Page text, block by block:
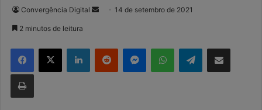
Convergência Digital
d
14 de setembro de 2021
2 minutos de leitura
Telegram